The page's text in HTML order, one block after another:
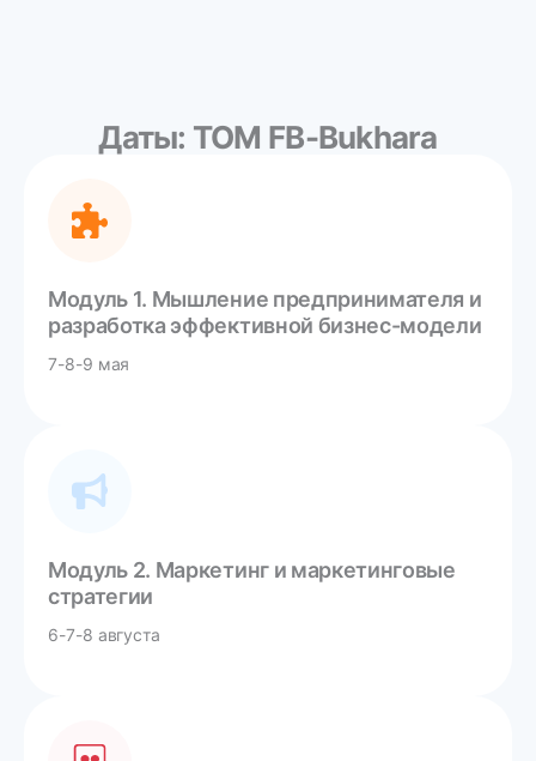
Даты: TOM FB-Bukhara
Модуль 1. Мышление предпринимателя и
разработка эффективной бизнес-модели
7-8-9 мая
Модуль 2. Маркетинг и маркетинговые
стратегии
6-7-8 августа